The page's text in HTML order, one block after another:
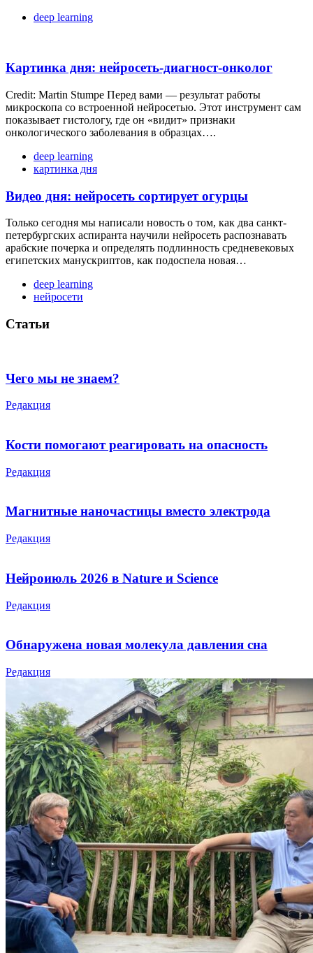
deep learning
Картинка дня: нейросеть-диагност-онколог
Credit: Martin Stumpe Перед вами — результат работы
микроскопа со встроенной нейросетью. Этот инструмент сам
показывает гистологу, где он «видит» признаки
онкологического заболевания в образцах….
deep learning
картинка дня
Видео дня: нейросеть сортирует огурцы
Только сегодня мы написали новость о том, как два санкт-
петербургских аспиранта научили нейросеть распознавать
арабские почерка и определять подлинность средневековых
египетских манускриптов, как подоспела новая…
deep learning
нейросети
Статьи
Чего мы не знаем?
Редакция
Кости помогают реагировать на опасность
Редакция
Магнитные наночастицы вместо электрода
Редакция
Нейроиюль 2026 в Nature и Science
Редакция
Обнаружена новая молекула давления сна
Редакция